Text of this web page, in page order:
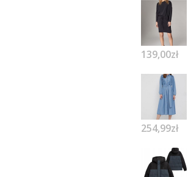
139,00zł
254,99zł